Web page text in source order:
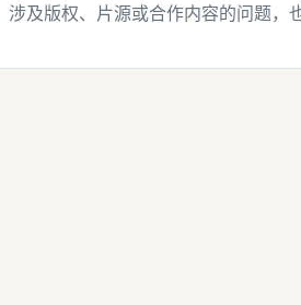
及版权、片源或合作内容的问题，